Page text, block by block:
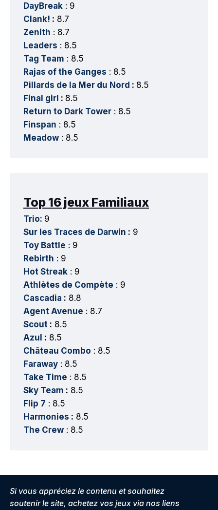
DayBreak : 9
Clank! : 8.7
Zenith : 8.7
Leaders : 8.5
Tag Team : 8.5
Rajas of the Ganges : 8.5
Pillards de la Mer du Nord : 8.5
Final girl : 8.5
Return to Dark Tower : 8.5
Finspan : 8.5
Meadow : 8.5
Top 16 jeux Familiaux
Trio: 9
Sur les Traces de Darwin : 9
Toy Battle : 9
Rebirth : 9
Hot Streak : 9
Athlètes de Compète : 9
Cascadia : 8.8
Agent Avenue : 8.7
Scout : 8.5
Azul : 8.5
Château Combo : 8.5
Faraway : 8.5
Take Time : 8.5
Sky Team : 8.5
Flip 7 : 8.5
Harmonies : 8.5
The Crew : 8.5
Si vous appréciez le contenu et souhaitez
soutenir le site, achetez vos jeux via nos liens